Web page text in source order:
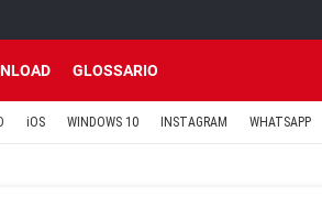
GLOSSARIO
iOS WINDOWS 10 INSTAGRAM WHATSAPP